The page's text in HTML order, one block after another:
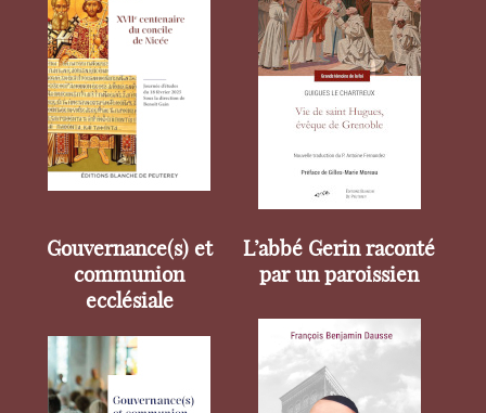
Gouvernance(s) et
communion
ecclésiale
L’abbé Gerin raconté
par un paroissien